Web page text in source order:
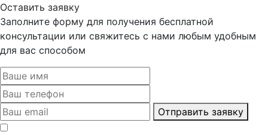
Оставить заявку
Заполните форму для получения бесплатной
консультации или свяжитесь с нами любым удобным
для вас способом
Отправить заявку